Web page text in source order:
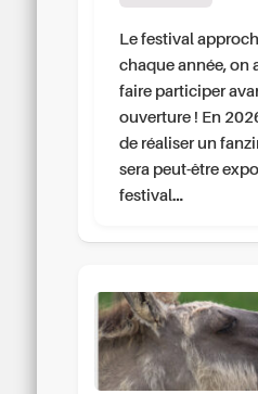
Le festival
chaque année, on
faire participer
ouverture ! En
de réaliser un
sera peut-être
festival…